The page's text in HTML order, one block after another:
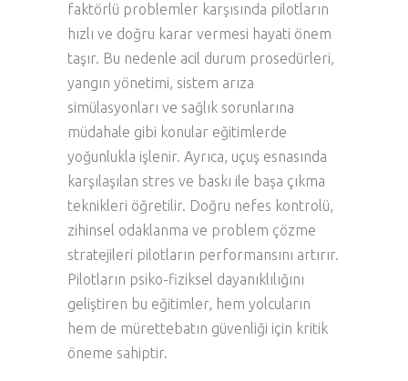
faktörlü problemler karşısında pilotların
hızlı ve doğru karar vermesi hayati önem
taşır. Bu nedenle acil durum prosedürleri,
yangın yönetimi, sistem arıza
simülasyonları ve sağlık sorunlarına
müdahale gibi konular eğitimlerde
yoğunlukla işlenir. Ayrıca, uçuş esnasında
karşılaşılan stres ve baskı ile başa çıkma
teknikleri öğretilir. Doğru nefes kontrolü,
zihinsel odaklanma ve problem çözme
stratejileri pilotların performansını artırır.
Pilotların psiko-fiziksel dayanıklılığını
geliştiren bu eğitimler, hem yolcuların
hem de mürettebatın güvenliği için kritik
öneme sahiptir.